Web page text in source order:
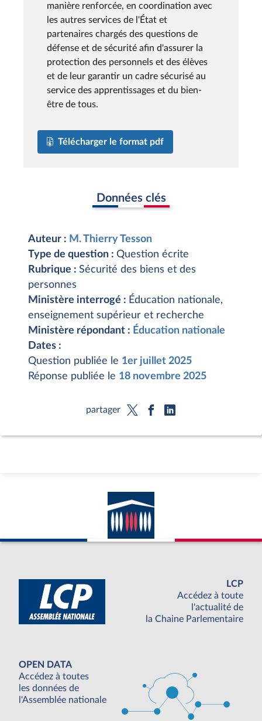
manière renforcée, en coordination avec
les autres services de l'État et
partenaires chargés des questions de
défense et de sécurité afin d'assurer la
protection des personnels et des élèves
et de leur garantir un cadre sécurisé au
service des apprentissages et du bien-
être de tous.
Télécharger le format pdf
Données clés
Auteur : M. Thierry Tesson
Type de question : Question écrite
Rubrique : Sécurité des biens et des
personnes
Ministère interrogé : Éducation nationale,
enseignement supérieur et recherche
Ministère répondant : Éducation nationale
Dates :
Question publiée le 1er juillet 2025
Réponse publiée le 18 novembre 2025
partager
LCP
Accédez à toute
l'actualité de
la Chaine Parlementaire
OPEN DATA
Accédez à toutes
les données de
l'Assemblée nationale